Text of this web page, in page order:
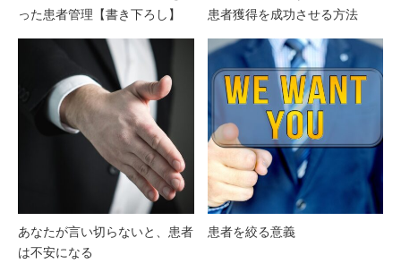
った患者管理【書き下ろし】
患者獲得を成功させる方法
あなたが言い切らないと、患者
は不安になる
患者を絞る意義